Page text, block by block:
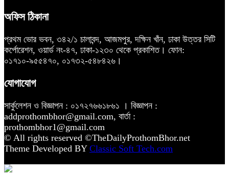
অফিস ঠিকানা
প্রথম ভোর ভবন, ৩৪২/১ চালাবন্দ, আজমপুর, দক্ষিন খাঁন, ঢাকা উত্তর সিটি
কর্পোরেশন, ওয়ার্ড নং-৪৭, ঢাকা-১২৩০ থেকে প্রকাশিত। ফোন:
০১৭১০-৯৫৫৪৭০, ০১৭৩২-৫৪৮৪২৬।
যোগাযোগ
সার্কুলেশন ও বিজ্ঞাপন : ০১৭২৭৬৬১৮৬১ । বিজ্ঞাপন :
addprothombhor@gmail.com, বার্তা :
prothombhor1@gmail.com
© All rights reserved ©TheDailyProthomBhor.net
Theme Developed BY Classic Soft Tech.com